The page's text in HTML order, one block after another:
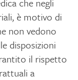
che negli
è motivo di
non vedono
disposizioni
il rispetto
a